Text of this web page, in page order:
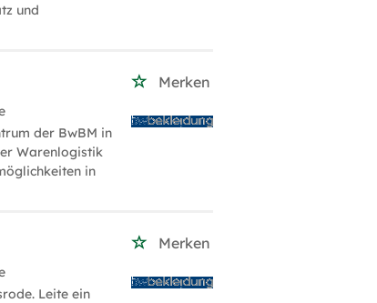
und
Merken
der BwBM in
Warenlogistik
in
Merken
Leite ein